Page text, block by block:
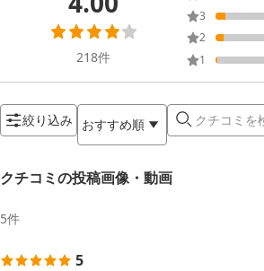
218件
3
2
1
絞り込み おすすめ順
クチコミの投稿画像・動画
5件
5